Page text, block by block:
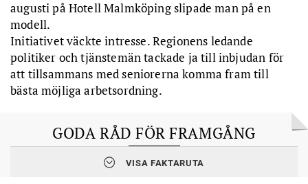
augusti på Hotell Malmköping slipade man på en
modell.
Initiativet väckte intresse. Regionens ledande
politiker och tjänstemän tackade ja till inbjudan för
att tillsammans med seniorerna komma fram till
bästa möjliga arbetsordning.
GODA RÅD FÖR FRAMGÅNG
pensionärsråden för att driva ett personligt missnöje.
VISA FAKTARUTA